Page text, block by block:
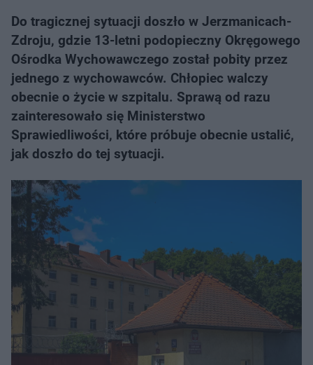
Do tragicznej sytuacji doszło w Jerzmanicach-
Zdroju, gdzie 13-letni podopieczny Okręgowego
Ośrodka Wychowawczego został pobity przez
jednego z wychowawców. Chłopiec walczy
obecnie o życie w szpitalu. Sprawą od razu
zainteresowało się Ministerstwo
Sprawiedliwości, które próbuje obecnie ustalić,
jak doszło do tej sytuacji.